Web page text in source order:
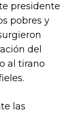
presidente
pobres y
del
al tirano
las